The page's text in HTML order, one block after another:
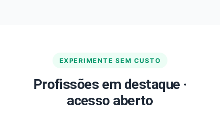
EXPERIMENTE SEM CUSTO
Profissões em destaque ·
acesso aberto